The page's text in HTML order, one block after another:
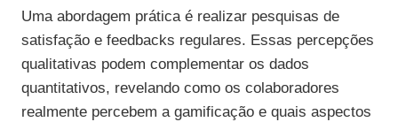
Uma abordagem prática é realizar pesquisas de
satisfação e feedbacks regulares. Essas percepções
qualitativas podem complementar os dados
quantitativos, revelando como os colaboradores
realmente percebem a gamificação e quais aspectos